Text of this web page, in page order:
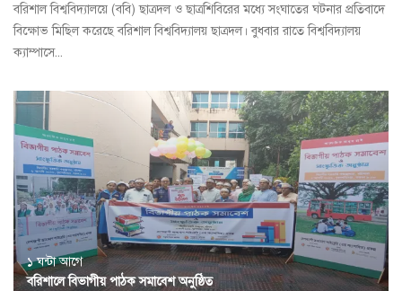
বরিশাল বিশ্ববিদ্যালয়ে (ববি) ছাত্রদল ও ছাত্রশিবিরের মধ্যে সংঘাতের ঘটনার প্রতিবাদে
বিক্ষোভ মিছিল করেছে বরিশাল বিশ্ববিদ্যালয় ছাত্রদল। বুধবার রাতে বিশ্ববিদ্যালয়
ক্যাম্পাসে...
১ ঘন্টা আগে
বরিশালে বিভাগীয় পাঠক সমাবেশ অনুষ্ঠিত